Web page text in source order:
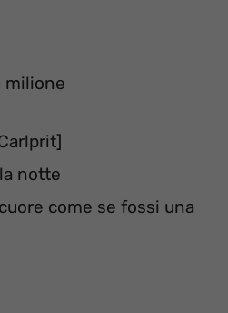
milione
notte
come se fossi una